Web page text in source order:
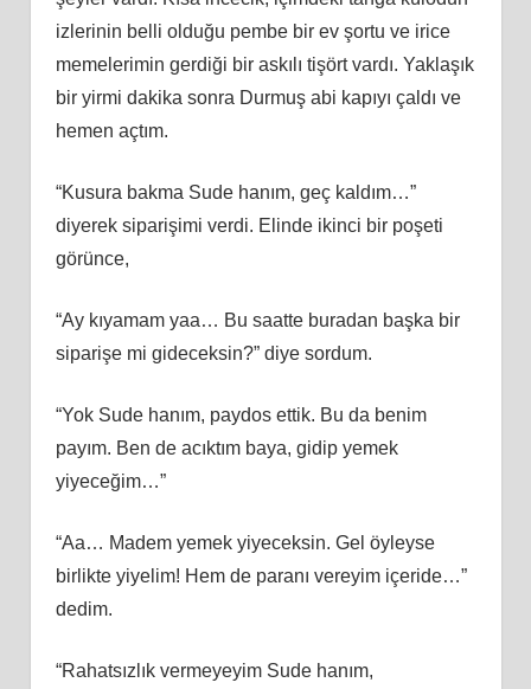
izlerinin belli olduğu pembe bir ev şortu ve irice
memelerimin gerdiği bir askılı tişört vardı. Yaklaşık
bir yirmi dakika sonra Durmuş abi kapıyı çaldı ve
hemen açtım.
“Kusura bakma Sude hanım, geç kaldım…”
diyerek siparişimi verdi. Elinde ikinci bir poşeti
görünce,
“Ay kıyamam yaa… Bu saatte buradan başka bir
siparişe mi gideceksin?” diye sordum.
“Yok Sude hanım, paydos ettik. Bu da benim
payım. Ben de acıktım baya, gidip yemek
yiyeceğim…”
“Aa… Madem yemek yiyeceksin. Gel öyleyse
birlikte yiyelim! Hem de paranı vereyim içeride…”
dedim.
“Rahatsızlık vermeyeyim Sude hanım,